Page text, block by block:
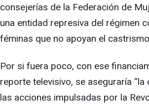
consejerías de la Federación de
una entidad represiva del régimen
féminas que no apoyan el
Por si fuera poco, con ese
reporte televisivo, se aseguraría “la
las acciones impulsadas por la